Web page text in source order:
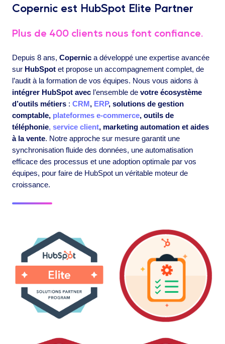
Copernic est HubSpot Elite Partner
Plus de 400 clients nous font confiance.
Depuis 8 ans, Copernic a développé une expertise avancée
sur HubSpot et propose un accompagnement complet, de
l’audit à la formation de vos équipes. Nous vous aidons à
intégrer HubSpot avec l’ensemble de votre écosystème
d’outils métiers : CRM, ERP, solutions de gestion
comptable, plateformes e-commerce, outils de
téléphonie, service client, marketing automation et aides
à la vente. Notre approche sur mesure garantit une
synchronisation fluide des données, une automatisation
efficace des processus et une adoption optimale par vos
équipes, pour faire de HubSpot un véritable moteur de
croissance.